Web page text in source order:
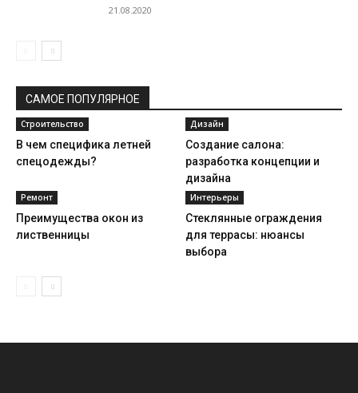
21.08.2020
САМОЕ ПОПУЛЯРНОЕ
Строительство
В чем специфика летней
спецодежды?
Дизайн
Создание салона:
разработка концепции и
дизайна
Ремонт
Преимущества окон из
лиственницы
Интерьеры
Стеклянные ограждения
для террасы: нюансы
выбора